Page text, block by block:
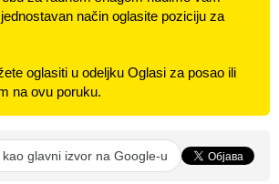
način oglasite poziciju za
oglasiti u odeljku Oglasi za posao ili
na ovu poruku.
glavni izvor na Google-u